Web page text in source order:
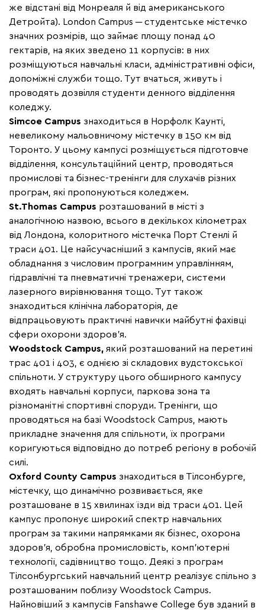
же відстані від Монреаля й від американського
Детройта). London Campus ─ студентське містечко
значних розмірів, що займає площу понад 40
гектарів, на яких зведено 11 корпусів: в них
розміщуються навчальні класи, адміністративні офіси,
допоміжні служби тощо. Тут вчаться, живуть і
проводять дозвілля студенти денного відділення
коледжу.
Simcoe Campus знаходиться в Норфолк Каунті,
невеликому мальовничому містечку в 150 км від
Торонто. У цьому кампусі розміщується підготовче
відділення, консультаційний центр, проводяться
промислові та бізнес-тренінги для слухачів різних
програм, які пропонуються коледжем.
St.Thomas Campus розташований в місті з
аналогічною назвою, всього в декількох кілометрах
від Лондона, колоритного містечка Порт Стенлі й
траси 401. Це найсучасніший з кампусів, який має
обладнання з числовим програмним управлінням,
гідравлічні та пневматичні тренажери, системи
лазерного вирівнювання тощо. Тут також
знаходиться клінічна лабораторія, де
відпрацьовують практичні навички майбутні фахівці
сфери охорони здоров'я.
Woodstock Campus, який розташований на перетині
трас 401 і 403, є однією зі складових вудстокської
спільноти. У структуру цього обширного кампусу
входять навчальні корпуси, паркова зона та
різноманітні спортивні споруди. Тренінги, що
проводяться на базі Woodstock Campus, мають
прикладне значення для спільноти, їх програми
коригуються відповідно до потреб регіону в робочій
силі.
Oxford County Campus знаходиться в Тілсонбурге,
містечку, що динамічно розвивається, яке
розташоване в 15 хвилинах їзди від траси 401. Цей
кампус пропонує широкий спектр навчальних
програм за такими напрямками як бізнес, охорона
здоров'я, обробна промисловість, комп'ютерні
технології, садівництво тощо. Деякі з програм
Тілсонбургський навчальний центр реалізує спільно з
розташованим поблизу Woodstock Campus.
Найновіший з кампусів Fanshawe College був зданий в